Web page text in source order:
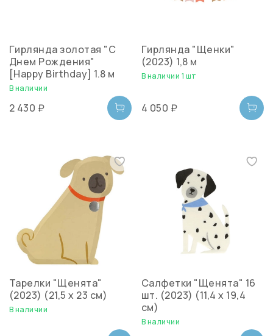
Гирлянда золотая "С
Днем Рождения"
[Happy Birthday] 1.8 м
В наличии
2 430 ₽
Гирлянда "Щенки"
(2023) 1,8 м
В наличии 1 шт
4 050 ₽
Тарелки "Щенята"
(2023) (21,5 х 23 см)
В наличии
Салфетки "Щенята" 16
шт. (2023) (11,4 x 19,4
см)
В наличии